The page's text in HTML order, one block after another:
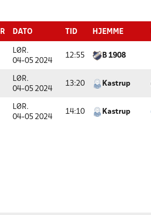
DATO TID HJEMME
LØR.
04-05 2024
12:55 B 1908
LØR.
04-05 2024
13:20 Kastrup
LØR.
04-05 2024
14:10 Kastrup